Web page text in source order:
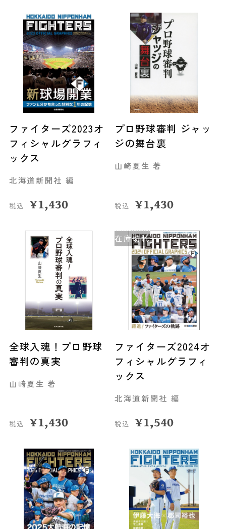
ファイターズ2023オ
フィシャルグラフィ
ックス
北海道新聞社 編
税込 ¥1,430
プロ野球審判 ジャッ
ジの舞台裏
山崎夏生 著
税込 ¥1,430
全球入魂！プロ野球
審判の真実
山崎夏生 著
税込 ¥1,430
在庫切れ
ファイターズ2024オ
フィシャルグラフィ
ックス
北海道新聞社 編
税込 ¥1,540